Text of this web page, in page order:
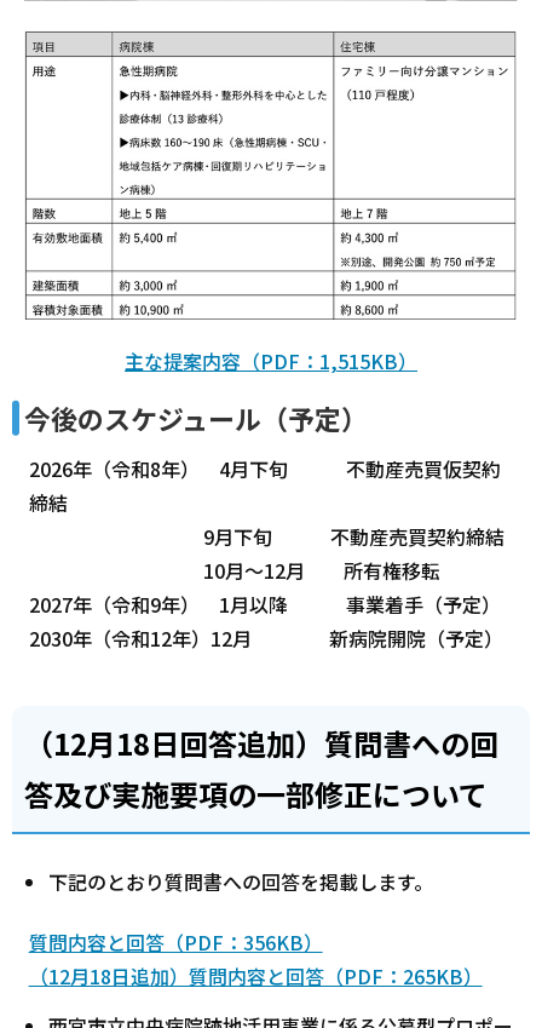
主な提案内容（PDF：1,515KB）
今後のスケジュール（予定）
2026年（令和8年） 4月下旬 不動産売買仮契約
締結
9月下旬 不動産売買契約締結
10月～12月 所有権移転
2027年（令和9年） 1月以降 事業着手（予定）
2030年（令和12年）12月 新病院開院（予定）
（12月18日回答追加）質問書への回
答及び実施要項の一部修正について
下記のとおり質問書への回答を掲載します。
質問内容と回答（PDF：356KB）
（12月18日追加）質問内容と回答（PDF：265KB）